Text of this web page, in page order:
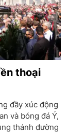
thoại
đầy xúc động
và bóng đá Ý,
thánh đường